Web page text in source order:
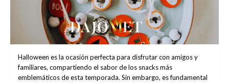
Halloween es la ocasión perfecta para disfrutar con amigos y
familiares, compartiendo el sabor de los snacks más
emblemáticos de esta temporada. Sin embargo, es fundamental